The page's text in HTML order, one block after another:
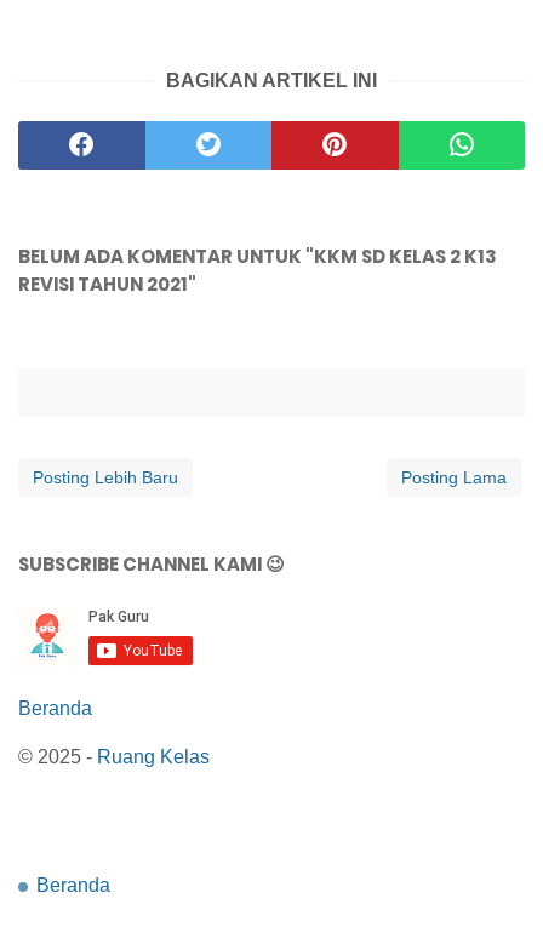
BAGIKAN ARTIKEL INI
BELUM ADA KOMENTAR UNTUK "KKM SD KELAS 2 K13
REVISI TAHUN 2021"
Posting Lebih Baru Posting Lama
SUBSCRIBE CHANNEL KAMI 😉
Beranda
© 2025 - Ruang Kelas
Beranda